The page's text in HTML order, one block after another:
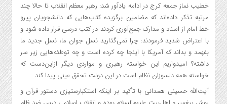
خطیب نماز جمعه کرج در ادامه یادآور شد: رهبر معظم انقلاب تا حالا چند
مرتبه تذکر داده‌اند که مضامین برگزیده کتاب‌هایی که دانشجویان پیرو
خط امام از اسناد و مدارک جمع‌آوری کردند در کتب درسی قرار داده شود و
با اعتراض شدید فرمودند: چرا نمی‌گذارید نسل جوان ما، نسل جدید ما
بفهمد و بداند که آمریکا با اینجا چه کرده است و چه توطئه‌هایی زیر سر
داشته؟ امیدواریم این خواسته رهبری و مواردی دیگر ازاین‌دست که
خواسته همه دلسوزان نظام است در این دولت تحقق عینی پیدا کند.
آیت‌الله حسینی همدانی با تأکید بر اینکه استکبارستیزی دستور قرآن و